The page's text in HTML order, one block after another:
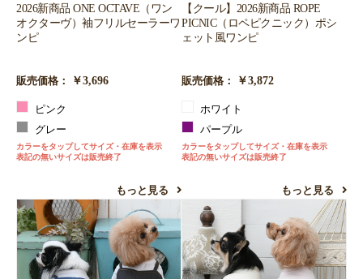
2026新商品 ONE OCTAVE（ワン
オクターヴ）袖フリルセーラーワ
ンピ
販売価格： ￥3,696
ピンク
グレー
カラーをタップしてサイズ・在庫を表示
表記の無いサイズは販売終了
もっと見る
【クール】2026新商品 ROPE
PICNIC（ロペピクニック）ポシ
ェット風ワンピ
販売価格： ￥3,872
ホワイト
パープル
カラーをタップしてサイズ・在庫を表示
表記の無いサイズは販売終了
もっと見る